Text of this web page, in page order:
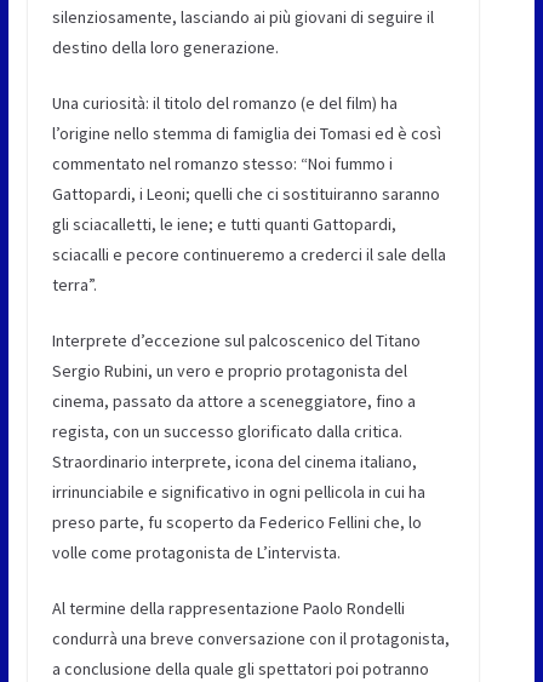
silenziosamente, lasciando ai più giovani di seguire il
destino della loro generazione.
Una curiosità: il titolo del romanzo (e del film) ha
l’origine nello stemma di famiglia dei Tomasi ed è così
commentato nel romanzo stesso: “Noi fummo i
Gattopardi, i Leoni; quelli che ci sostituiranno saranno
gli sciacalletti, le iene; e tutti quanti Gattopardi,
sciacalli e pecore continueremo a crederci il sale della
terra”.
Interprete d’eccezione sul palcoscenico del Titano
Sergio Rubini, un vero e proprio protagonista del
cinema, passato da attore a sceneggiatore, fino a
regista, con un successo glorificato dalla critica.
Straordinario interprete, icona del cinema italiano,
irrinunciabile e significativo in ogni pellicola in cui ha
preso parte, fu scoperto da Federico Fellini che, lo
volle come protagonista de L’intervista.
Al termine della rappresentazione Paolo Rondelli
condurrà una breve conversazione con il protagonista,
a conclusione della quale gli spettatori poi potranno